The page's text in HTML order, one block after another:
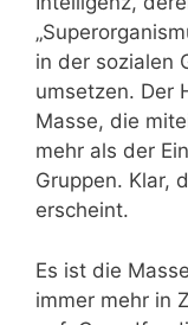
in der sozialen
umsetzen. Der
Masse, die
mehr als der
Gruppen. Klar,
erscheint.
Es ist die
immer mehr in